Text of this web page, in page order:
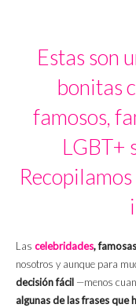
Estas son
bonitas
famosos,
LGBT+
Las celebridades,
nosotros y aunque para
decisión fácil —menos
algunas de las frases